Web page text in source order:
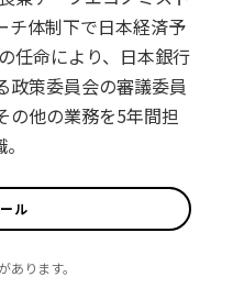
チ体制下で日本経済予
任命により、日本銀行
政策委員会の審議委員
の他の業務を5年間担
ル
ります。